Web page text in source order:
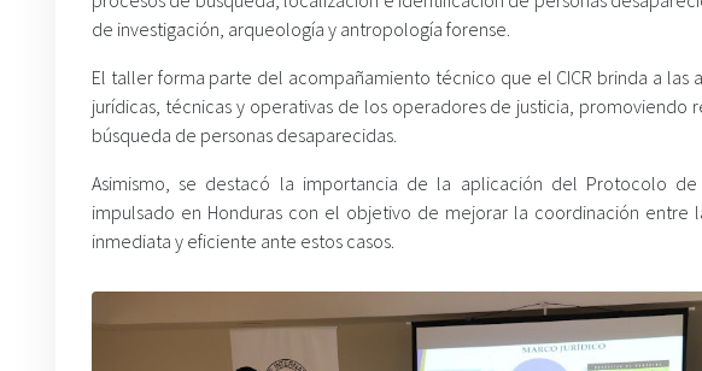
de investigación, arqueología y antropología forense.
El taller forma parte del acompañamiento técnico que el CICR brinda a
jurídicas, técnicas y operativas de los operadores de justicia, promoviendo
búsqueda de personas desaparecidas.
Asimismo, se destacó la importancia de la aplicación del Protocolo de
impulsado en Honduras con el objetivo de mejorar la coordinación entre
inmediata y eficiente ante estos casos.